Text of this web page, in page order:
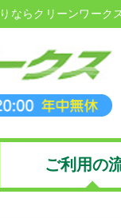
ならクリーンワーク
ご利用の